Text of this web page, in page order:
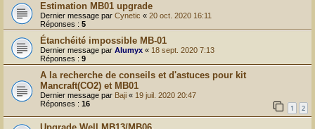
Estimation MB01 upgrade
Dernier message par Cynetic « 20 oct. 2020 16:11
Réponses : 5
Étanchéité impossible MB-01
Dernier message par Alumyx « 18 sept. 2020 7:13
Réponses : 9
A la recherche de conseils et d'astuces pour kit
Mancraft(CO2) et MB01
Dernier message par Baji « 19 juil. 2020 20:47
Réponses : 16 1 2